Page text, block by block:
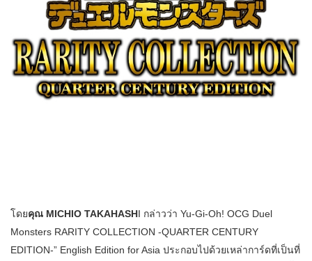
โดยคุณ MICHIO TAKAHASHI กล่าวว่า Yu-Gi-Oh! OCG Duel
Monsters RARITY COLLECTION -QUARTER CENTURY
EDITION-” English Edition for Asia ประกอบไปด้วยเหล่าการ์ดที่เป็นที่